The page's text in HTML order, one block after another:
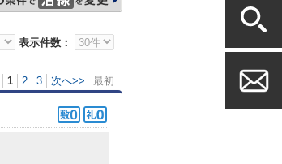
表示件数：
1 2 3 次へ>> 最初